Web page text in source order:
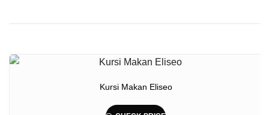
Kursi Makan Eliseo